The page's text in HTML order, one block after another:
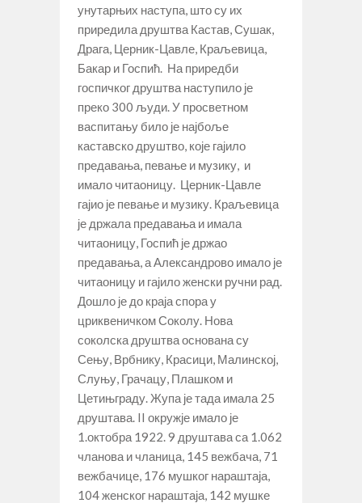
унутарњих наступа, што су их
приредила друштва Кастав, Сушак,
Драга, Церник-Цавле, Краљевица,
Бакар и Госпић. На приредби
госпичког друштва наступило је
преко 300 људи. У просветном
васпитању било је најбоље
каставско друштво, које гајило
предавања, певање и музику, и
имало читаоницу. Церник-Цавле
гајио је певање и музику. Краљевица
је држала предавања и имала
читаоницу, Госпић је држао
предавања, а Александрово имало је
читаоницу и гајило женски ручни рад.
Дошло је до краја спора у
цриквеничком Соколу. Нова
соколска друштва основана су
Сењу, Врбнику, Красици, Малинској,
Слуњу, Грачацу, Плашком и
Цетињграду. Жупа је тада имала 25
друштава. II окружје имало је
1.октобра 1922. 9 друштава са 1.062
чланова и чланица, 145 вежбача, 71
вежбачице, 176 мушког нараштаја,
104 женског нараштаја, 142 мушке